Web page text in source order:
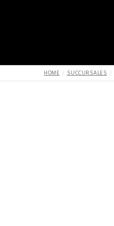
HOME SUCCURSALES